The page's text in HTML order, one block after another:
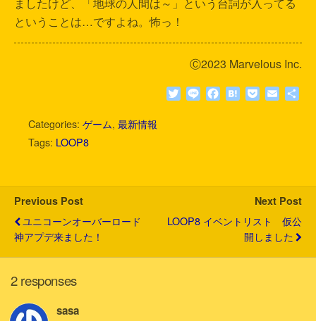
ましたけど、「地球の人間は～」という台詞が入ってる
ということは…ですよね。怖っ！
Ⓒ2023 Marvelous Inc.
T
L
F
H
P
E
Categories: ゲーム, 最新情報
Tags: LOOP8
Previous Post
ユニコーンオーバーロード
神アプデ来ました！
Next Post
LOOP8 イベントリスト 仮公
開しました
2 responses
sasa